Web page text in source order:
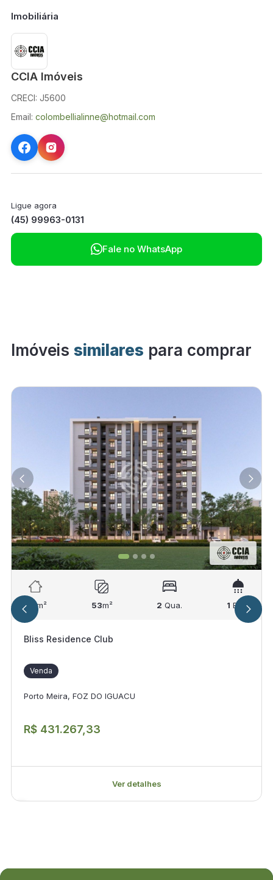
Imobiliária
CCIA Imóveis
CRECI: J5600
Email: colombellialinne@hotmail.com
Ligue agora
(45) 99963-0131
Fale no WhatsApp
Imóveis similares para comprar
116m² 53m² 2 Qua. 1 Ban.
Bliss Residence Club
Venda
Porto Meira, FOZ DO IGUACU
R$ 431.267,33
Ver detalhes